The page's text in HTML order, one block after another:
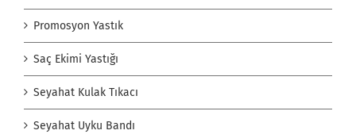
Promosyon Yastık
Saç Ekimi Yastığı
Seyahat Kulak Tıkacı
Seyahat Uyku Bandı